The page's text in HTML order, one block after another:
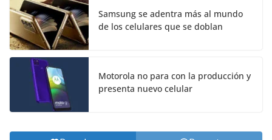
Samsung se adentra más al mundo
de los celulares que se doblan
Motorola no para con la producción y
presenta nuevo celular